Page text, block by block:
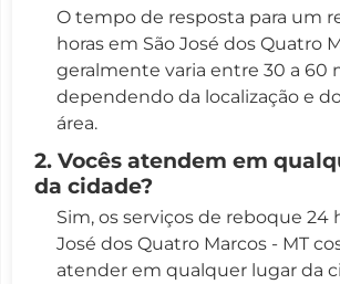
O tempo de resposta para um
horas em São José dos Quatro
geralmente varia entre 30 a 60
dependendo da localização e
área.
2. Vocês atendem em
da cidade?
Sim, os serviços de reboque 24
José dos Quatro Marcos - MT
atender em qualquer lugar da